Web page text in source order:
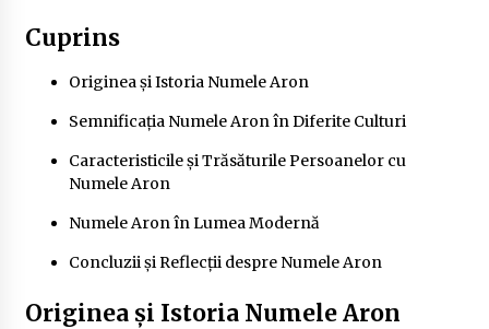
în România (2024)
Cum să alegi firul de pescuit perfect pentru
2 ani ago
Uloga lokalne ekonomije u razvoju zajednice
Cuprins
Originea și Istoria Numele Aron
Semnificația Numele Aron în Diferite Culturi
Caracteristicile și Trăsăturile Persoanelor cu
Numele Aron
Numele Aron în Lumea Modernă
Concluzii și Reflecții despre Numele Aron
Originea și Istoria Numele Aron